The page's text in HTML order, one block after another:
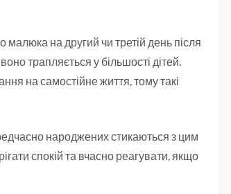
малюка на другий чи третій день після
трапляється у більшості дітей.
на самостійне життя, тому такі
народжених стикаються з цим
спокій та вчасно реагувати, якщо